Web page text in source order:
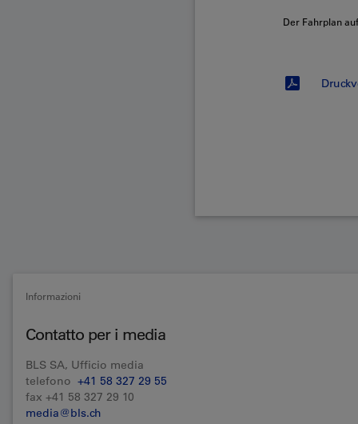
Der Fahrplan auf
Informazioni
Contatto per i media
BLS SA, Ufficio media
telefono +41 58 327 29 55
fax +41 58 327 29 10
media@bls.ch